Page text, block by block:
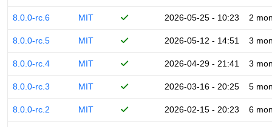
8.0.0-rc.6 MIT 2026-05-25 - 10:23 2
8.0.0-rc.5 MIT 2026-05-12 - 14:51 3
8.0.0-rc.4 MIT 2026-04-29 - 21:41 3
8.0.0-rc.3 MIT 2026-03-16 - 20:25 5
8.0.0-rc.2 MIT 2026-02-15 - 20:23 6